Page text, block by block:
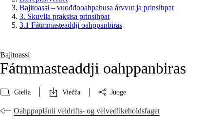
Bajitoassi – vuođđooahpahusa árvvut ja prinsihpat
3. Skuvlla praksisa prinsihpat
3.1 Fátmmasteaddji oahppanbiras
Bajitoassi
Fátmmasteaddji oahppanbiras
Giella Viečča Juoge
Oahppoplánii veidrifts- og veivedlikeholdsfaget